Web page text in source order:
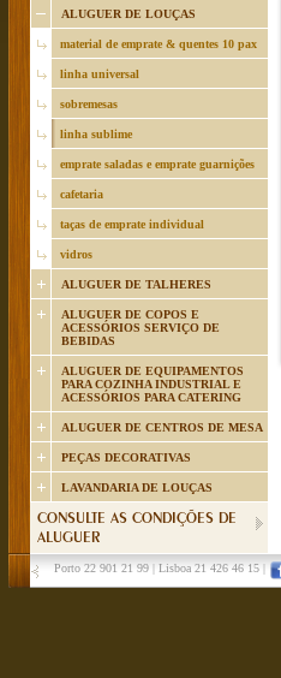
ALUGUER DE LOUÇAS
material de emprate & quentes 10 pax
linha universal
sobremesas
linha sublime
emprate saladas e emprate guarnições
cafetaria
taças de emprate individual
vidros
ALUGUER DE TALHERES
ALUGUER DE COPOS E
ACESSÓRIOS SERVIÇO DE
BEBIDAS
ALUGUER DE EQUIPAMENTOS
PARA COZINHA INDUSTRIAL E
ACESSÓRIOS PARA CATERING
ALUGUER DE CENTROS DE MESA
PEÇAS DECORATIVAS
LAVANDARIA DE LOUÇAS
CONSULTE AS CONDIÇÕES DE
ALUGUER
Porto 22 901 21 99 Lisboa 21 426 46 15